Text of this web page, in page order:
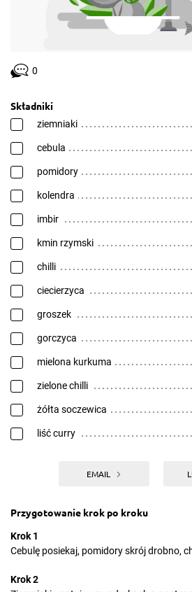
0
Składniki
ziemniaki
cebula
pomidory
kolendra
imbir
kmin rzymski
chilli
ciecierzyca
groszek
gorczyca
mielona kurkuma
zielone chilli
żółta soczewica
liść curry
EMAIL
Przygotowanie krok po kroku
Krok 1
Cebulę posiekaj, pomidory skrój drobno,
Krok 2